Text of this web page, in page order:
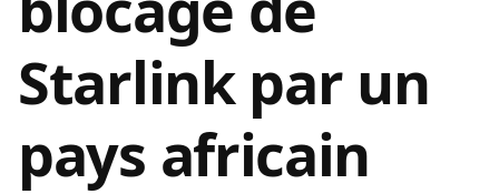
Starlink par un
pays africain